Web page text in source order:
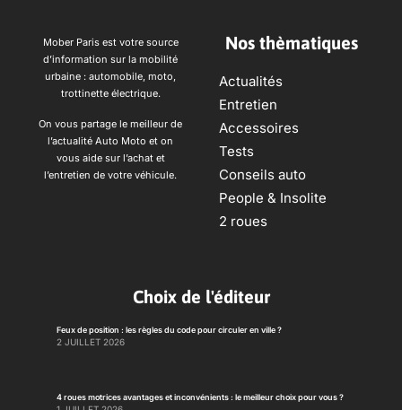
Mober Paris est votre source
d’information sur la mobilité
urbaine : automobile, moto,
trottinette électrique.
On vous partage le meilleur de
l’actualité Auto Moto et on
vous aide sur l’achat et
l’entretien de votre véhicule.
Nos thèmatiques
Actualités
Entretien
Accessoires
Tests
Conseils auto
People & Insolite
2 roues
Choix de l'éditeur
Feux de position : les règles du code pour circuler en ville ?
2 JUILLET 2026
4 roues motrices avantages et inconvénients : le meilleur choix pour vous ?